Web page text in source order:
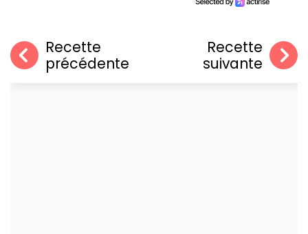
Recette
précédente
Recette
suivante